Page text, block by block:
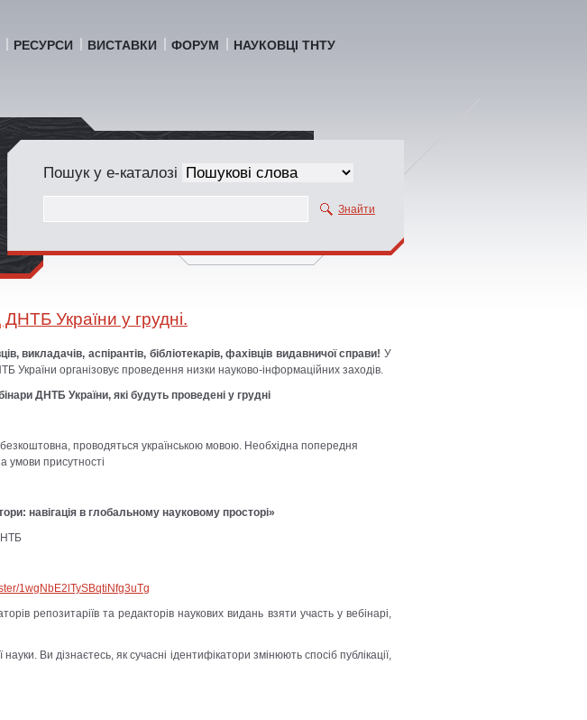
РЕСУРСИ ВИСТАВКИ ФОРУМ
НАУКОВЦІ ТНТУ
Пошук у е-каталозі
Знайти
України у грудні.
викладачів, аспірантів, бібліотекарів, фахівців видавничої справи! У
України організовує проведення низки науково-інформаційних заходів.
ДНТБ України, які будуть проведені у грудні
проводяться українською мовою. Необхідна попередня
умови присутності
навігація в глобальному науковому просторі»
1wgNbE2lTySBqtiNfg3uTg
репозитаріїв та редакторів наукових видань взяти участь у вебінарі,
Ви дізнаєтесь, як сучасні ідентифікатори змінюють спосіб публікації,